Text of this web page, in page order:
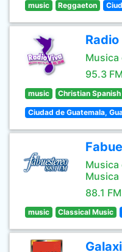
music Reggaeton
Musica
95.3 FM
music Christian Spanish
Ciudad de Guatemala,
Musica
Musica
88.1 FM
music Classical Music